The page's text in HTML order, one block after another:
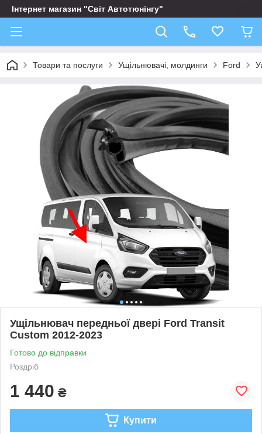
Інтернет магазин "Світ Автотюнінгу"
Товари та послуги Ущільнювачі, молдинги Ford
Ущільнювач передньої двері Ford Transit
Custom 2012-2023
Готово до відправки
Роздріб
1 440 ₴
Купити